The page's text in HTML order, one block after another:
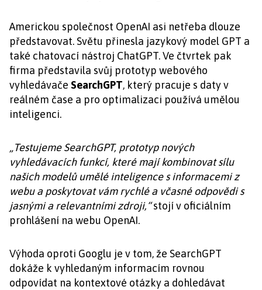
Americkou společnost OpenAI asi netřeba dlouze
představovat. Světu přinesla jazykový model GPT a
také chatovací nástroj ChatGPT. Ve čtvrtek pak
firma představila svůj prototyp webového
vyhledávače SearchGPT, který pracuje s daty v
reálném čase a pro optimalizaci používá umělou
inteligenci.
„Testujeme SearchGPT, prototyp nových
vyhledávacích funkcí, které mají kombinovat sílu
našich modelů umělé inteligence s informacemi z
webu a poskytovat vám rychlé a včasné odpovědi s
jasnými a relevantními zdroji,“stojí v oficiálním
prohlášení na webu OpenAI.
Výhoda oproti Googlu je v tom, že SearchGPT
dokáže k vyhledaným informacím rovnou
odpovídat na kontextové otázky a dohledávat